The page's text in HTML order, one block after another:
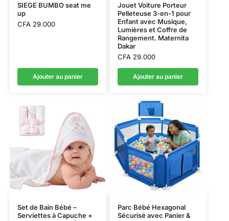
SIEGE BUMBO seat me
up
CFA29.000
Ajouter au panier
Jouet Voiture Porteur
Pelleteuse 3-en-1 pour
Enfant avec Musique,
Lumières et Coffre de
Rangement. Maternita
Dakar
CFA29.000
Ajouter au panier
Set de Bain Bébé –
Serviettes à Capuche +
Parc Bébé Hexagonal
Sécurisé avec Panier &